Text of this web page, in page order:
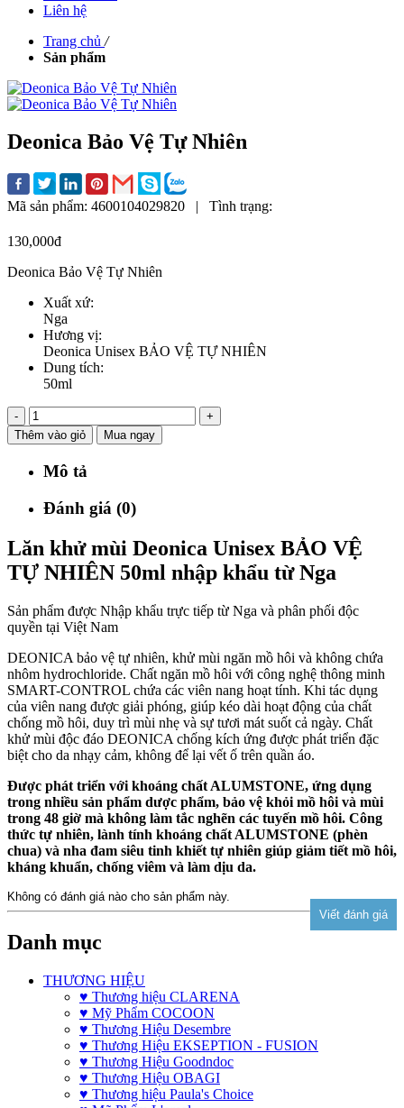
Liên hệ
Trang chủ /
Sản phẩm
Deonica Bảo Vệ Tự Nhiên
Mã sản phẩm: 4600104029820 | Tình trạng:
130,000đ
Deonica Bảo Vệ Tự Nhiên
Xuất xứ:
Nga
Hương vị:
Deonica Unisex BẢO VỆ TỰ NHIÊN
Dung tích:
50ml
-
+
Thêm vào giỏ
Mua ngay
Mô tả
Đánh giá (0)
Lăn khử mùi Deonica Unisex BẢO VỆ
TỰ NHIÊN 50ml nhập khẩu từ Nga
Sản phẩm được Nhập khẩu trực tiếp từ Nga và phân phối độc
quyền tại Việt Nam
DEONICA bảo vệ tự nhiên, khử mùi ngăn mồ hôi và không chứa
nhôm hydrochloride. Chất ngăn mồ hôi với công nghệ thông minh
SMART-CONTROL chứa các viên nang hoạt tính. Khi tác dụng
của viên nang được giải phóng, giúp kéo dài hoạt động của chất
chống mồ hôi, duy trì mùi nhẹ và sự tươi mát suốt cả ngày. Chất
khử mùi độc đáo DEONICA chống kích ứng được phát triển đặc
biệt cho da nhạy cảm, không để lại vết ố trên quần áo.
Được phát triển với khoáng chất ALUMSTONE, ứng dụng
trong nhiều sản phẩm dược phẩm, bảo vệ khỏi mồ hôi và mùi
trong 48 giờ mà không làm tắc nghẽn các tuyến mồ hôi. Công
thức tự nhiên, lành tính khoáng chất ALUMSTONE (phèn
chua) và nha đam siêu tinh khiết tự nhiên giúp giảm tiết mồ hôi,
kháng khuẩn, chống viêm và làm dịu da.
Không có đánh giá nào cho sản phẩm này.
Danh mục
THƯƠNG HIỆU
♥ Thương hiệu CLARENA
♥ Mỹ Phẩm COCOON
♥ Thương Hiệu Desembre
♥ Thương Hiệu EKSEPTION - FUSION
♥ Thương Hiệu Goodndoc
♥ Thương Hiệu OBAGI
♥ Thương hiệu Paula's Choice